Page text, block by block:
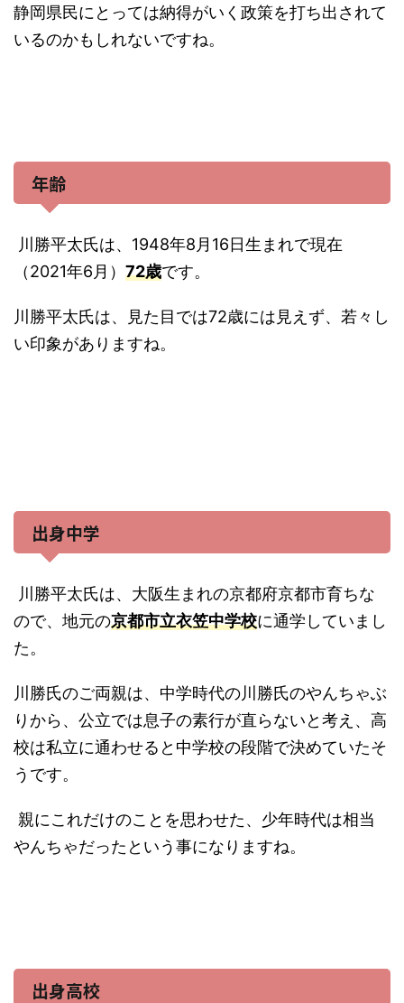
静岡県民にとっては納得がいく政策を打ち出されて
いるのかもしれないですね。
年齢
川勝平太氏は、1948年8月16日生まれで現在
（2021年6月） 72歳です。
川勝平太氏は、見た目では72歳には見えず、若々し
い印象がありますね。
出身中学
川勝平太氏は、大阪生まれの京都府京都市育ちな
ので、 地元の京都市立衣笠中学校に通学していまし
た。
川勝氏のご両親は、中学時代の川勝氏のやんちゃぶ
りから、公立では息子の素行が直らないと考え、高
校は私立に通わせると中学校の段階で決めていたそ
うです。
親にこれだけのことを思わせた、少年時代は相当
やんちゃだったという事になりますね。
出身高校